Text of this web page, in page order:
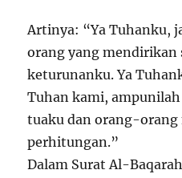
Artinya: “Ya Tuhanku,
orang yang mendirikan
keturunanku. Ya
Tuhan kami,
tuaku dan orang-
perhitungan.”
Dalam Surat Al-